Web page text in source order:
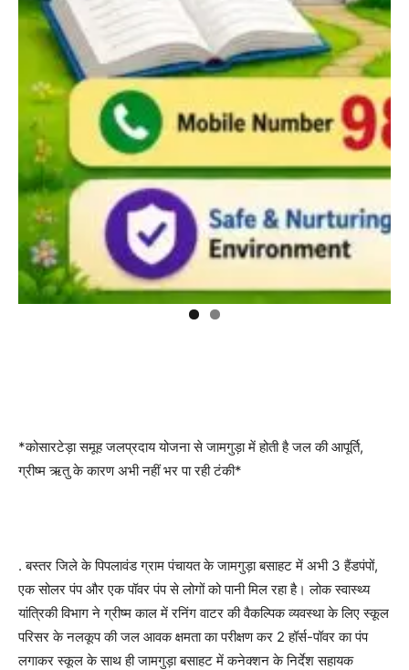
*कोसारटेड़ा समूह जलप्रदाय योजना से जामगुड़ा में होती है जल की आपूर्ति,
ग्रीष्म ऋतु के कारण अभी नहीं भर पा रही टंकी*
. बस्तर जिले के पिपलावंड ग्राम पंचायत के जामगुड़ा बसाहट में अभी 3 हैंडपंपों,
एक सोलर पंप और एक पॉवर पंप से लोगों को पानी मिल रहा है। लोक स्वास्थ्य
यांत्रिकी विभाग ने ग्रीष्म काल में रनिंग वाटर की वैकल्पिक व्यवस्था के लिए स्कूल
परिसर के नलकूप की जल आवक क्षमता का परीक्षण कर 2 हॉर्स-पॉवर का पंप
लगाकर स्कूल के साथ ही जामगुड़ा बसाहट में कनेक्शन के निर्देश सहायक